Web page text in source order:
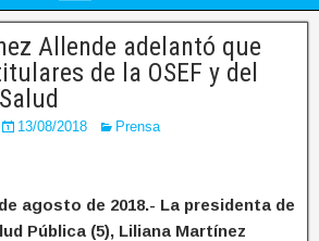
Allende adelantó que
de la OSEF y del
13/08/2018 Prensa
agosto de 2018.- La presidenta de
Pública (5), Liliana Martínez